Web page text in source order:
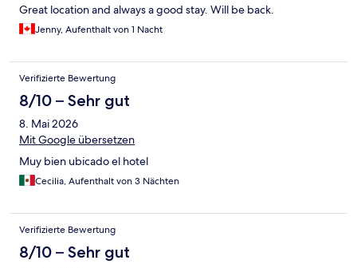
Great location and always a good stay. Will be back.
Jenny, Aufenthalt von 1 Nacht
Verifizierte Bewertung
8/10 – Sehr gut
8. Mai 2026
Mit Google übersetzen
Muy bien ubicado el hotel
Cecilia, Aufenthalt von 3 Nächten
Verifizierte Bewertung
8/10 – Sehr gut